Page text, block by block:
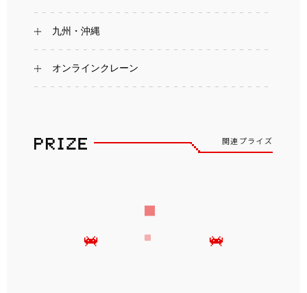
九州・沖縄
オンラインクレーン
関連プライズ